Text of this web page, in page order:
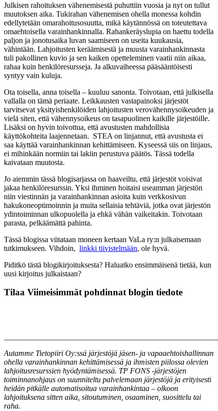
Julkisen rahoituksen vähenemisestä puhuttiin vuosia ja nyt on tullut
muutoksen aika. Tukirahan vähenemisen ohella monessa kohdin
edellytetään omarahoitusosuutta, mikä käytännössä on toteutettava
omaehtoisella varainhankinnalla. Rahankeräyslupia on haettu todella
paljon ja jonotusaika luvan saamiseen on useita kuukausia,
vähintään. Lahjoitusten keräämisestä ja muusta varainhankinnasta
tuli pakollinen kuvio ja sen kaiken opetteleminen vaatii niin aikaa,
rahaa kuin henkilöresursseja. Ja alkuvaiheessa pääsääntöisesti
syntyy vain kuluja.
Ota toisella, anna toisella – kuuluu sanonta. Toivotaan, että julkisella
vallalla on tämä periaate. Leikkausten vastapainoksi järjestöt
tarvitsevat yksityishenkilöiden lahjoitusten verovähennysoikeuden ja
vielä siten, että vähennysoikeus on tasapuolinen kaikille järjestöille.
Lisäksi on hyvin toivottua, että avustusten mahdollisia
käyttökohteita laajennetaan. STEA on linjannut, että avustusta ei
saa käyttää varainhankinnan kehittämiseen. Kyseessä siis on linjaus,
ei mihinkään normiin tai lakiin perustuva päätös. Tässä todella
kaivataan muutosta.
Jo aiemmin tässä blogisarjassa on haaveiltu, että järjestöt voisivat
jakaa henkilöresurssin. Yksi ihminen hoitaisi useamman järjestön
niin viestinnän ja varainhankinnan asioita kuin verkkosivun
hakukoneoptimoinnin ja muita sellaisia tehtäviä, jotka ovat järjestön
ydintoiminnan ulkopuolella ja ehkä vähän vaikeitakin. Toivotaan
parasta, pelkäämättä pahinta.
Tässä blogissa viitataan moneen kertaan VaLa ry:n julkaisemaan
tutkimukseen. Vihdoin, linkki tiivistelmään, ole hyvä.
Piditkö tästä blogikirjoituksesta? Haluatko ensimmäisenä tietää, kun
uusi kirjoitus julkaistaan?
Tilaa Viimeisimmät pohdinnat blogin tiedote
Autamme Tietopiiri Oy:ssä järjestöjä jäsen- ja vapaaehtoishallinnan
ohella varainhankinnan kehittämisessä ja ihmisten piilossa olevien
lahjoitusresurssien hyödyntämisessä. TP FONS -järjestöjen
toiminnanohjaus on suunniteltu palvelemaan järjestöjä ja erityisesti
heidän pitkälle automatisoitua varainhankintaa – olkoon
lahjoituksena sitten aika, sitoutuminen, osaaminen, suosittelu tai
raha.